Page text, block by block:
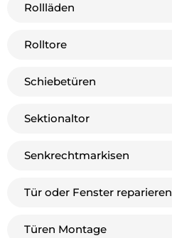
Rollläden
Rolltore
Schiebetüren
Sektionaltor
Senkrechtmarkisen
Tür oder Fenster reparieren
Türen Montage